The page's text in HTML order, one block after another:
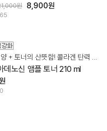
원 8,900원
앰플의 영양 + 토너의 산뜻함! 콜라겐 탄력 집중 케어
콜라겐 아데노신 앰플 토너 210 ml